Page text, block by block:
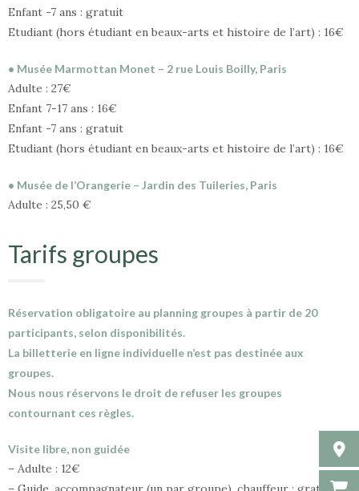
Enfant -7 ans : gratuit
Etudiant (hors étudiant en beaux-arts et histoire de l’art) : 16€
• Musée Marmottan Monet – 2 rue Louis Boilly, Paris
Adulte : 27€
Enfant 7-17 ans : 16€
Enfant -7 ans : gratuit
Etudiant (hors étudiant en beaux-arts et histoire de l’art) : 16€
• Musée de l’Orangerie – Jardin des Tuileries, Paris
Adulte : 25,50 €
Tarifs groupes
Réservation obligatoire au planning groupes à partir de 20
participants, selon disponibilités.
La billetterie en ligne individuelle n’est pas destinée aux
groupes.
Nous nous réservons le droit de refuser les groupes
contournant ces règles.
Visite libre, non guidée
– Adulte : 12€